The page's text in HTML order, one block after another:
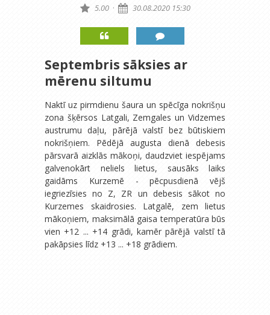
5.00 · 30.08.2020 15:30
Septembris sāksies ar
mērenu siltumu
Naktī uz pirmdienu šaura un spēcīga nokrišņu
zona šķērsos Latgali, Zemgales un Vidzemes
austrumu daļu, pārējā valstī bez būtiskiem
nokrišņiem. Pēdējā augusta dienā debesis
pārsvarā aizklās mākoņi, daudzviet iespējams
galvenokārt neliels lietus, sausāks laiks
gaidāms Kurzemē - pēcpusdienā vējš
iegriezīsies no Z, ZR un debesis sākot no
Kurzemes skaidrosies. Latgalē, zem lietus
mākoņiem, maksimālā gaisa temperatūra būs
vien +12 ... +14 grādi, kamēr pārējā valstī tā
pakāpsies līdz +13 ... +18 grādiem.